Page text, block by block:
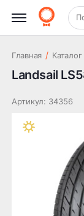
+7 (831) 261-
Главная /
Landsail
Артикул: 34356